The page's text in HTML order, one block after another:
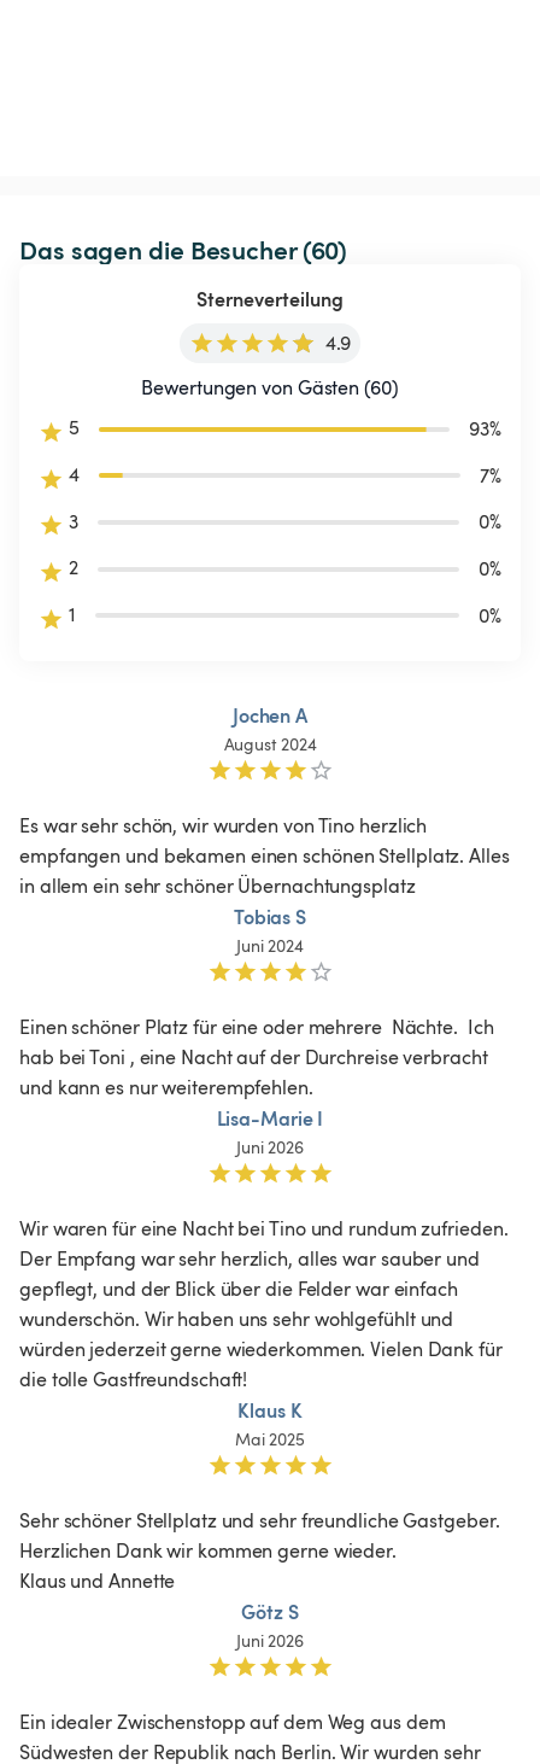
Das sagen die Besucher (60)
Sterneverteilung
4.9
Bewertungen von Gästen (60)
5
93%
4
7%
3
0%
2
0%
1
0%
Jochen A
August 2024
Es war sehr schön, wir wurden von Tino herzlich
empfangen und bekamen einen schönen Stellplatz. Alles
in allem ein sehr schöner Übernachtungsplatz
Tobias S
Juni 2024
Einen schöner Platz für eine oder mehrere  Nächte.  Ich
hab bei Toni , eine Nacht auf der Durchreise verbracht
und kann es nur weiterempfehlen.
Lisa-Marie I
Juni 2026
Wir waren für eine Nacht bei Tino und rundum zufrieden.
Der Empfang war sehr herzlich, alles war sauber und
gepflegt, und der Blick über die Felder war einfach
wunderschön. Wir haben uns sehr wohlgefühlt und
würden jederzeit gerne wiederkommen. Vielen Dank für
die tolle Gastfreundschaft!
Klaus K
Mai 2025
Sehr schöner Stellplatz und sehr freundliche Gastgeber.
Herzlichen Dank wir kommen gerne wieder.
Klaus und Annette
Götz S
Juni 2026
Ein idealer Zwischenstopp auf dem Weg aus dem
Südwesten der Republik nach Berlin. Wir wurden sehr